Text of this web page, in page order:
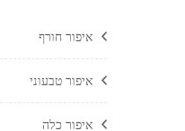
איפור חורף
איפור טבעוני
איפור כלה